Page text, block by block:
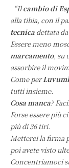
“Ilcambio di
alla tibia, con il
tecnica dettata
Essere meno
marcamento, su
assorbire il
Come per
tutti insieme.
Cosa manca?
Forse essere più
più di 36 tiri.
Metterei la firma
poi avete visto
Concentriamoci